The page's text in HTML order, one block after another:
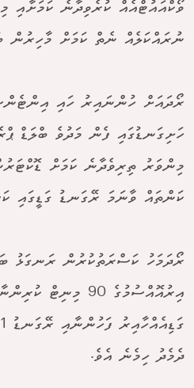
ވޯކްއައުޓްއެއް ކުރެވިދާނެ ކަމަށާއި
ނުރައްކަލެއް ނެތް ކަމަށް މާހިރުން
ރޯދައަށް ހުންނައިރު ހައި
ހަށިގަނޑުގައި ފެން މަދުވެ ބްލަޑް
މިންވަރު ތިރިވެދާނެ ކަމަށް
ކަންތައް ވާނަމަ ރޭގަނޑު ގަޑީގައި
ރޯދަމަހު ކަސްރަތުކުރުން ރަނގަޅު
އިރުއޮއްސުމުގެ 90
ދެމެދު ހިމެނެ އެވެ.